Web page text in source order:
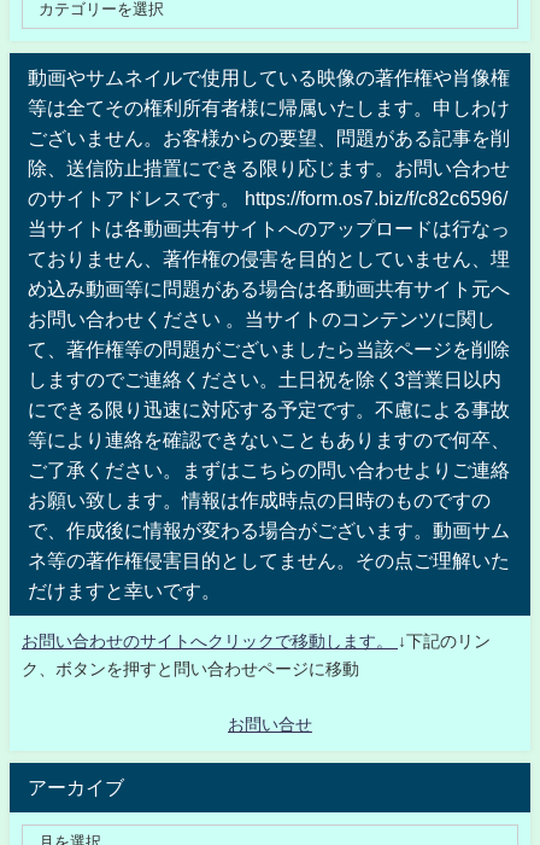
動画やサムネイルで使用している映像の著作権や肖像権
等は全てその権利所有者様に帰属いたします。申しわけ
ございません。お客様からの要望、問題がある記事を削
除、送信防止措置にできる限り応じます。お問い合わせ
のサイトアドレスです。 https://form.os7.biz/f/c82c6596/
当サイトは各動画共有サイトへのアップロードは行なっ
ておりません、著作権の侵害を目的としていません、埋
め込み動画等に問題がある場合は各動画共有サイト元へ
お問い合わせください 。当サイトのコンテンツに関し
て、著作権等の問題がございましたら当該ページを削除
しますのでご連絡ください。土日祝を除く3営業日以内
にできる限り迅速に対応する予定です。不慮による事故
等により連絡を確認できないこともありますので何卒、
ご了承ください。まずはこちらの問い合わせよりご連絡
お願い致します。情報は作成時点の日時のものですの
で、作成後に情報が変わる場合がございます。動画サム
ネ等の著作権侵害目的としてません。その点ご理解いた
だけますと幸いです。
お問い合わせのサイトへクリックで移動します。
↓下記のリン
ク、ボタンを押すと問い合わせページに移動
お問い合せ
アーカイブ